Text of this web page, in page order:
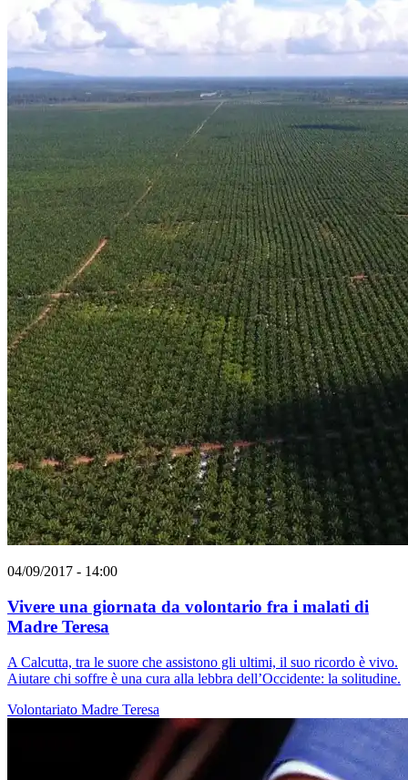
04/09/2017 - 14:00
Vivere una giornata da volontario fra i malati di
Madre Teresa
A Calcutta, tra le suore che assistono gli ultimi, il suo ricordo è vivo.
Aiutare chi soffre è una cura alla lebbra dell’Occidente: la solitudine.
Volontariato Madre Teresa